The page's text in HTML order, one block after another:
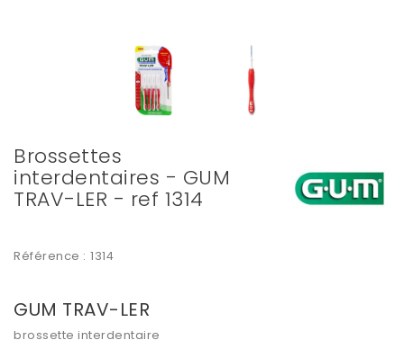
Brossettes
interdentaires - GUM
TRAV-LER - ref 1314
Référence : 1314
GUM TRAV-LER
brossette interdentaire